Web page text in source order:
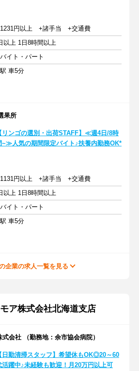
円以上 +諸手当 +交通費
以上 1日8時間以上
イト・パート
車5分
果所
リンゴの選別・出荷STAFF】≪週4日/8時
~≫人気の期間限定バイト♪扶養内勤務OK*
円以上 +諸手当 +交通費
以上 1日8時間以上
イト・パート
車5分
企業の求人一覧を見る
ア株式会社北海道支店
会社 （勤務地：余市協会病院）
日勤清掃スタッフ】希望休もOK◎20～60
活躍中♪未経験も歓迎！月20万円以上可